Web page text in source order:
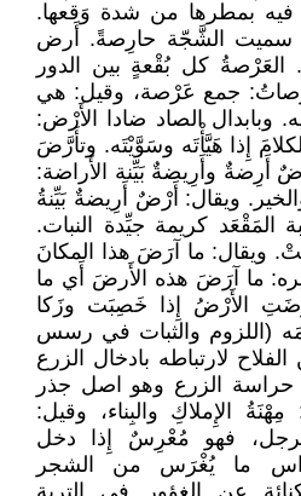
بمطرها من شدة وَقعها.
سميت الشَّجّة حارِصةً. أَرض
كل بُقْعةٍ بين الدور
جمع عَرْصة، وقيل: هي
وبابدال الصاد ضادا الأَرْض:
إِذا هَيَّأْتَه وسَوَّيْتَه. وتأَرَّضَ
أَرِضةٌ وأَرِيضةٌ بَيِّنة الأَراضة:
ويقال: أَرْضٌ أَرِيضةٌ بَيِّنةُ
المَقْعَد كريمة جيِّدة النبات.
ويقال: ما آرَضَ هذا المكانَ
ما آرَضَ هذه الأَرضَ أَي ما
أَرِضَتِ الأَرْضُ إِذا خَصِبَت وزَكا
(اللزوم والثبات في رسس
لارتباطه بادخال الزرع
حراسة الزرع وهو اصل جذر
الإِملاكِ والبِناء، وقيل:
فهو مُعْرِسٌ إِذا دخل
ما يُغْرَس من الشجر